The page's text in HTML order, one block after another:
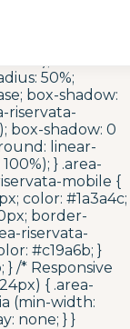
icon {
content:
linear-
50%;
box-shadow:
riservata-
box-shadow: 0
linear-
} .area-
mobile {
color: #1a3a4c;
border-
riservata-
#c19a6b; }
} /* Responsive
{ .area-
(min-width:
none; } }